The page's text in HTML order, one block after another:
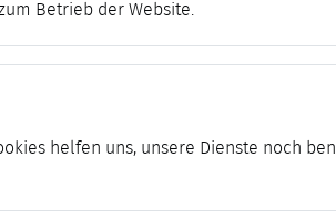
Betrieb der Website.
helfen uns, unsere Dienste noch